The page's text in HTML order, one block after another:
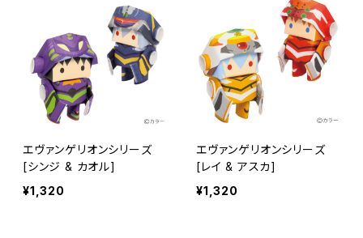
エヴァンゲリオンシリーズ
[シンジ & カオル]
¥1,320
エヴァンゲリオンシリーズ
[レイ & アスカ]
¥1,320